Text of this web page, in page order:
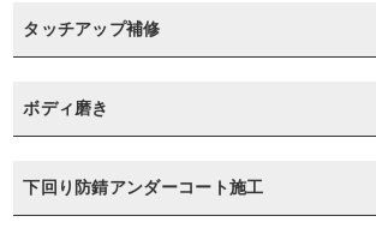
タッチアップ補修
ボディ磨き
下回り防錆アンダーコート施工